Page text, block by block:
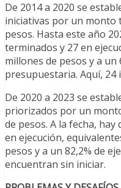
De 2014 a 2020 se
iniciativas por un monto
pesos. Hasta este año
terminados y 27 en
millones de pesos y a un
presupuestaria. Aquí, 24
De 2020 a 2023 se
priorizados por un
de pesos. A la fecha,
en ejecución,
pesos y a un 82,2% de
encuentran sin iniciar.